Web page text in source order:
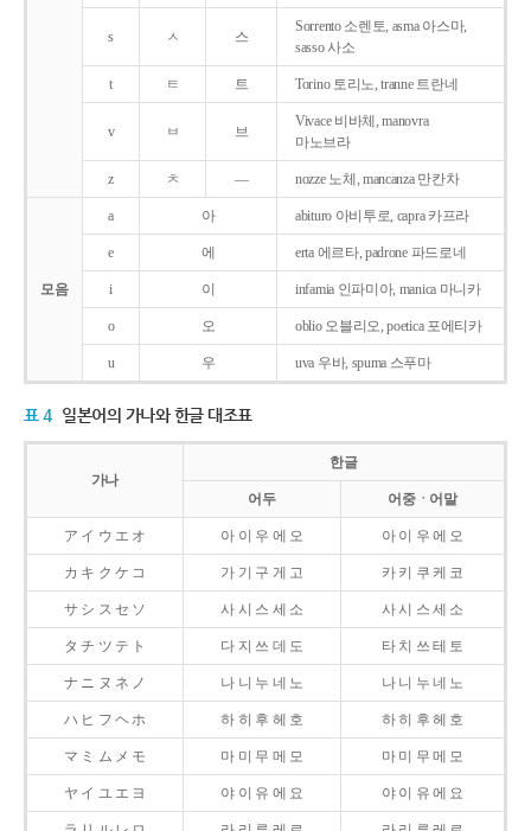
s ㅅ 스
Sorrento 소렌토, asma 아스마,
sasso 사소
t ㅌ 트 Torino 토리노, tranne 트란네
v ㅂ 브
Vivace 비바체, manovra
마노브라
z ㅊ ― nozze 노체, mancanza 만칸차
모음
a 아 abituro 아비투로, capra 카프라
e 에 erta 에르타, padrone 파드로네
i 이 infamia 인파미아, manica 마니카
o 오 oblio 오블리오, poetica 포에티카
u 우 uva 우바, spuma 스푸마
표 4 일본어의 가나와 한글 대조표
가나
한글
어두 어중ㆍ어말
ア イ ウ エ オ 아 이 우 에 오 아 이 우 에 오
カ キ ク ケ コ 가 기 구 게 고 카 키 쿠 케 코
サ シ ス セ ソ 사 시 스 세 소 사 시 스 세 소
タ チ ツ テ ト 다 지 쓰 데 도 타 치 쓰 테 토
ナ ニ ヌ ネ ノ 나 니 누 네 노 나 니 누 네 노
ハ ヒ フ ヘ ホ 하 히 후 헤 호 하 히 후 헤 호
マ ミ ム メ モ 마 미 무 메 모 마 미 무 메 모
ヤ イ ユ エ ヨ 야 이 유 에 요 야 이 유 에 요